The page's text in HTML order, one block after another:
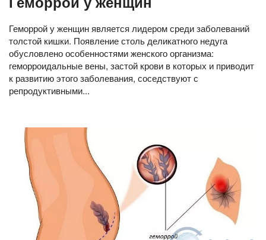
Геморрой у женщин является лидером среди заболеваний
толстой кишки. Появление столь деликатного недуга
обусловлено особенностями женского организма:
геморроидальные вены, застой крови в которых и приводит
к развитию этого заболевания, соседствуют с
репродуктивными...